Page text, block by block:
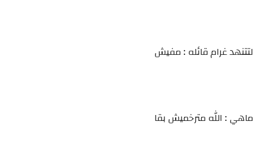
لتتنهد غرام قائله : مفيش
ماهي : الله مترخميش بقا